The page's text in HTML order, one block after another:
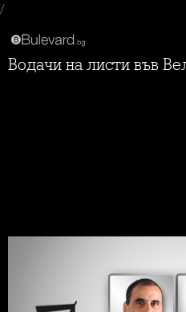
/
Водачи на листи във